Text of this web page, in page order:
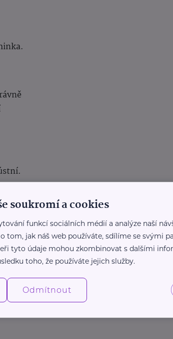
soukromí a cookies
funkcí sociálních médií a analýze naší
tom, jak náš web používáte, sdílíme se svými
tyto údaje mohou zkombinovat s dalšími
toho, že používáte jejich služby.
Odmítnout